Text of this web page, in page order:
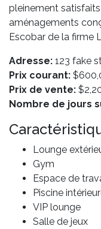
pleinement
aménagements
Escobar de la firme
Adresse: 123 fake
Prix courant:
Prix de vente:
Nombre de jours
Lounge
Gym
Espace de
Piscine
VIP lounge
Salle de jeux